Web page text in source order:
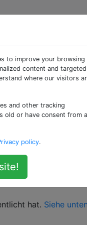
um
2014-
- Ausführung
umbauen ich Bash und
hat. Siehe unten
to improve your browsing
content and targeted
where our visitors
and other tracking
old or have consent from a
policy.